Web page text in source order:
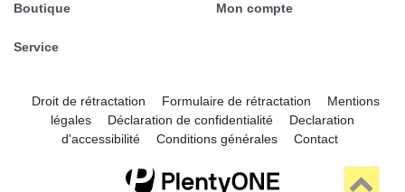
Boutique Mon compte
Service
Droit de rétractation Formulaire de rétractation
Mentions
légales
Déclaration de confidentialité
Declaration
d'accessibilité
Conditions générales Contact